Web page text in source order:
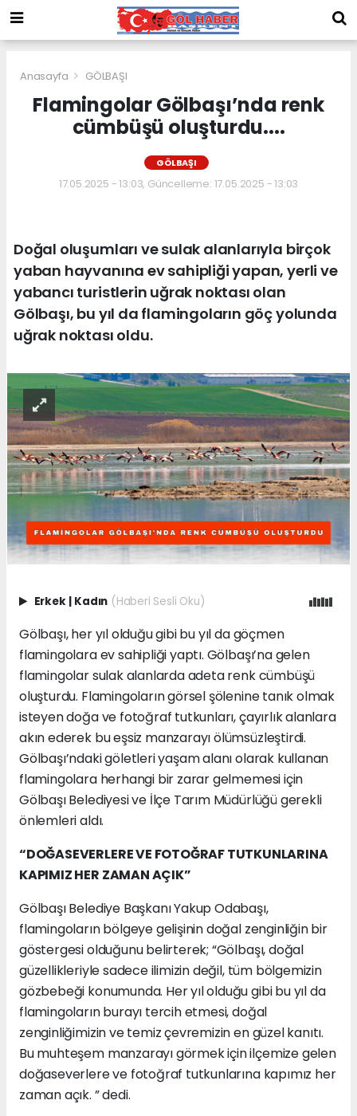
Anasayfa GÖLBAŞI
Flamingolar Gölbaşı’nda renk
cümbüşü oluşturdu....
GÖLBAŞI
17.05.2025 - 13:03, Güncelleme: 17.05.2025 - 13:03
Doğal oluşumları ve sulak alanlarıyla birçok
yaban hayvanına ev sahipliği yapan, yerli ve
yabancı turistlerin uğrak noktası olan
Gölbaşı, bu yıl da flamingoların göç yolunda
uğrak noktası oldu.
Erkek | Kadın (Haberi Sesli Oku)
Gölbaşı, her yıl olduğu gibi bu yıl da göçmen
flamingolara ev sahipliği yaptı. Gölbaşı’na gelen
flamingolar sulak alanlarda adeta renk cümbüşü
oluşturdu. Flamingoların görsel şölenine tanık olmak
isteyen doğa ve fotoğraf tutkunları, çayırlık alanlara
akın ederek bu eşsiz manzarayı ölümsüzleştirdi.
Gölbaşı’ndaki göletleri yaşam alanı olarak kullanan
flamingolara herhangi bir zarar gelmemesi için
Gölbaşı Belediyesi ve İlçe Tarım Müdürlüğü gerekli
önlemleri aldı.
“DOĞASEVERLERE VE FOTOĞRAF TUTKUNLARINA
KAPIMIZ HER ZAMAN AÇIK”
Gölbaşı Belediye Başkanı Yakup Odabaşı,
flamingoların bölgeye gelişinin doğal zenginliğin bir
göstergesi olduğunu belirterek; “Gölbaşı, doğal
güzellikleriyle sadece ilimizin değil, tüm bölgemizin
gözbebeği konumunda. Her yıl olduğu gibi bu yıl da
flamingoların burayı tercih etmesi, doğal
zenginliğimizin ve temiz çevremizin en güzel kanıtı.
Bu muhteşem manzarayı görmek için ilçemize gelen
doğaseverlere ve fotoğraf tutkunlarına kapımız her
zaman açık. ” dedi.